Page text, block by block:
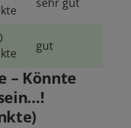
gut
– Könnte